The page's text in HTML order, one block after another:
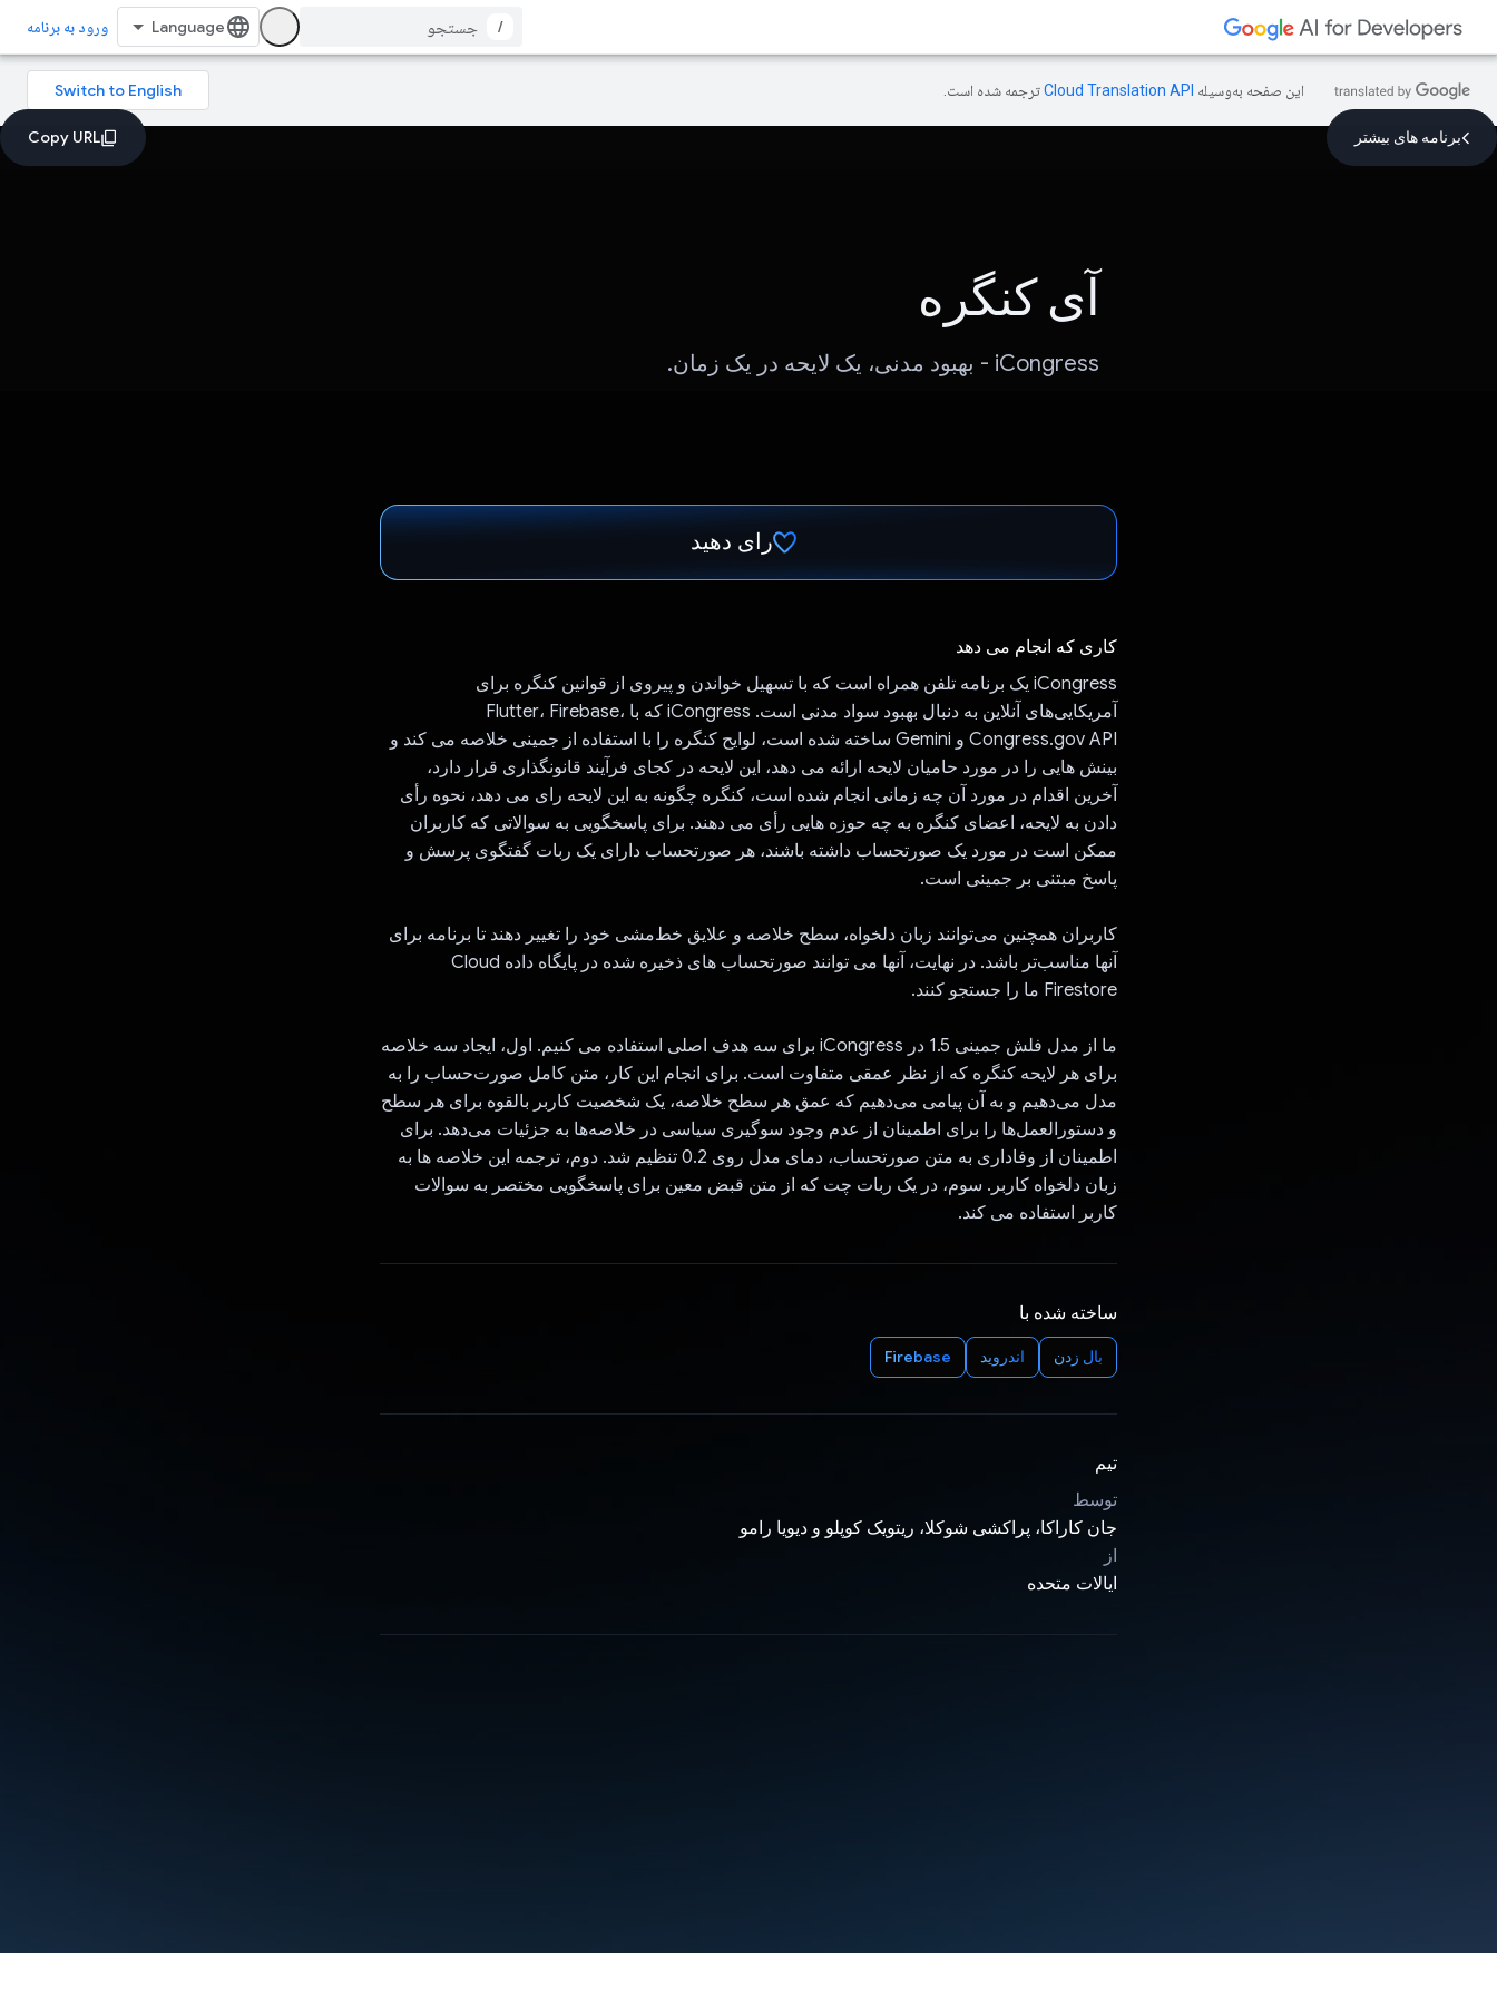
/ ورود به برنامه
این صفحه به‌وسیله ترجمه شده است.
برنامه های بیشتر
آی کنگره
iCongress - بهبود مدنی، یک لایحه در یک زمان.
رای دهید
کاری که انجام می دهد
iCongress یک برنامه تلفن همراه است که با تسهیل خواندن و پیروی از قوانین کنگره برای
آمریکایی‌های آنلاین به دنبال بهبود سواد مدنی است. iCongress که با Flutter، Firebase،
Congress.gov API و Gemini ساخته شده است، لوایح کنگره را با استفاده از جمینی خلاصه می کند و
بینش هایی را در مورد حامیان لایحه ارائه می دهد، این لایحه در کجای فرآیند قانونگذاری قرار دارد،
آخرین اقدام در مورد آن چه زمانی انجام شده است، کنگره چگونه به این لایحه رای می دهد، نحوه رأی
دادن به لایحه، اعضای کنگره به چه حوزه هایی رأی می دهند. برای پاسخگویی به سوالاتی که کاربران
ممکن است در مورد یک صورتحساب داشته باشند، هر صورتحساب دارای یک ربات گفتگوی پرسش و
پاسخ مبتنی بر جمینی است.
کاربران همچنین می‌توانند زبان دلخواه، سطح خلاصه و علایق خط‌مشی خود را تغییر دهند تا برنامه برای
آنها مناسب‌تر باشد. در نهایت، آنها می توانند صورتحساب های ذخیره شده در پایگاه داده Cloud
Firestore ما را جستجو کنند.
ما از مدل فلش جمینی 1.5 در iCongress برای سه هدف اصلی استفاده می کنیم. اول، ایجاد سه خلاصه
برای هر لایحه کنگره که از نظر عمقی متفاوت است. برای انجام این کار، متن کامل صورت‌حساب را به
مدل می‌دهیم و به آن پیامی می‌دهیم که عمق هر سطح خلاصه، یک شخصیت کاربر بالقوه برای هر سطح
و دستورالعمل‌ها را برای اطمینان از عدم وجود سوگیری سیاسی در خلاصه‌ها به جزئیات می‌دهد. برای
اطمینان از وفاداری به متن صورتحساب، دمای مدل روی 0.2 تنظیم شد. دوم، ترجمه این خلاصه ها به
زبان دلخواه کاربر. سوم، در یک ربات چت که از متن قبض معین برای پاسخگویی مختصر به سوالات
کاربر استفاده می کند.
ساخته شده با
بال زدن اندروید Firebase
تیم
توسط
جان کاراکا، پراکشی شوکلا، ریتویک کوپلو و دیویا رامو
از
ایالات متحده